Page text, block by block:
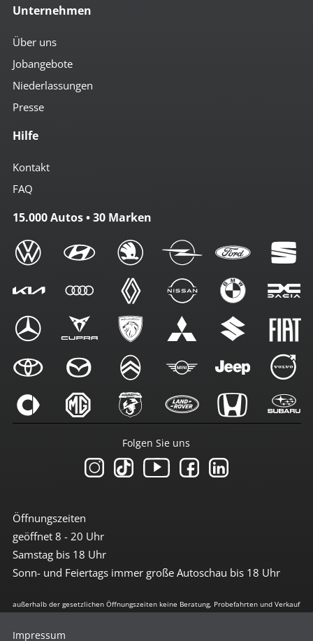
Unternehmen
Über uns
Jobangebote
Niederlassungen
Presse
Hilfe
Kontakt
FAQ
15.000 Autos • 30 Marken
Öffnungszeiten
geöffnet 8 - 20 Uhr
Samstag bis 18 Uhr
Sonn- und Feiertags immer große Autoschau bis 18 Uhr
Folgen Sie uns
außerhalb der gesetzlichen Öffnungszeiten keine Beratung, Probefahrten und Verkauf
Impressum